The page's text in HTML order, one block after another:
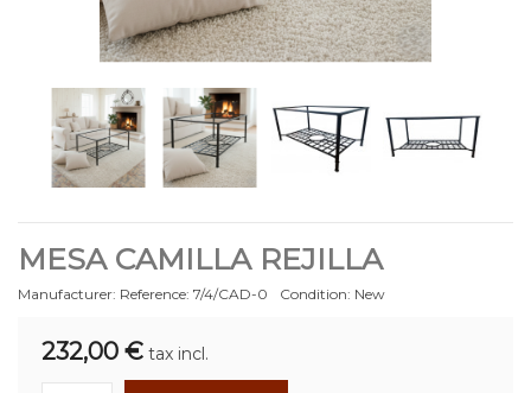
MESA CAMILLA REJILLA
Manufacturer: Reference: 7/4/CAD-0 Condition: New
232,00 € tax incl.